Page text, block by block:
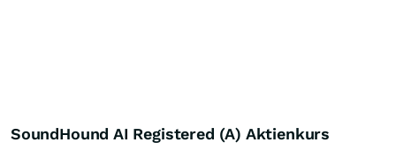
SoundHound AI Registered (A) Aktienkurs